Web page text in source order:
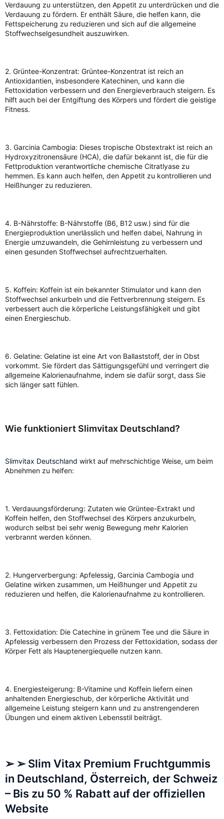
Verdauung zu unterstützen, den Appetit zu unterdrücken und die
Verdauung zu fördern. Er enthält Säure, die helfen kann, die
Fettspeicherung zu reduzieren und sich auf die allgemeine
Stoffwechselgesundheit auszuwirken.
2. Grüntee-Konzentrat: Grüntee-Konzentrat ist reich an
Antioxidantien, insbesondere Katechinen, und kann die
Fettoxidation verbessern und den Energieverbrauch steigern. Es
hilft auch bei der Entgiftung des Körpers und fördert die geistige
Fitness.
3. Garcinia Cambogia: Dieses tropische Obstextrakt ist reich an
Hydroxyzitronensäure (HCA), die dafür bekannt ist, die für die
Fettproduktion verantwortliche chemische Citratlyase zu
hemmen. Es kann auch helfen, den Appetit zu kontrollieren und
Heißhunger zu reduzieren.
4. B-Nährstoffe: B-Nährstoffe (B6, B12 usw.) sind für die
Energieproduktion unerlässlich und helfen dabei, Nahrung in
Energie umzuwandeln, die Gehirnleistung zu verbessern und
einen gesunden Stoffwechsel aufrechtzuerhalten.
5. Koffein: Koffein ist ein bekannter Stimulator und kann den
Stoffwechsel ankurbeln und die Fettverbrennung steigern. Es
verbessert auch die körperliche Leistungsfähigkeit und gibt
einen Energieschub.
6. Gelatine: Gelatine ist eine Art von Ballaststoff, der in Obst
vorkommt. Sie fördert das Sättigungsgefühl und verringert die
allgemeine Kalorienaufnahme, indem sie dafür sorgt, dass Sie
sich länger satt fühlen.
Wie funktioniert Slimvitax Deutschland?
Slimvitax Deutschland wirkt auf mehrschichtige Weise, um beim
Abnehmen zu helfen:
1. Verdauungsförderung: Zutaten wie Grüntee-Extrakt und
Koffein helfen, den Stoffwechsel des Körpers anzukurbeln,
wodurch selbst bei sehr wenig Bewegung mehr Kalorien
verbrannt werden können.
2. Hungerverbergung: Apfelessig, Garcinia Cambogia und
Gelatine wirken zusammen, um Heißhunger und Appetit zu
reduzieren und helfen, die Kalorienaufnahme zu kontrollieren.
3. Fettoxidation: Die Catechine in grünem Tee und die Säure in
Apfelessig verbessern den Prozess der Fettoxidation, sodass der
Körper Fett als Hauptenergiequelle nutzen kann.
4. Energiesteigerung: B-Vitamine und Koffein liefern einen
anhaltenden Energieschub, der körperliche Aktivität und
allgemeine Leistung steigern kann und zu anstrengenderen
Übungen und einem aktiven Lebensstil beiträgt.
➢ ➢ Slim Vitax Premium Fruchtgummis
in Deutschland, Österreich, der Schweiz
– Bis zu 50 % Rabatt auf der offiziellen
Website